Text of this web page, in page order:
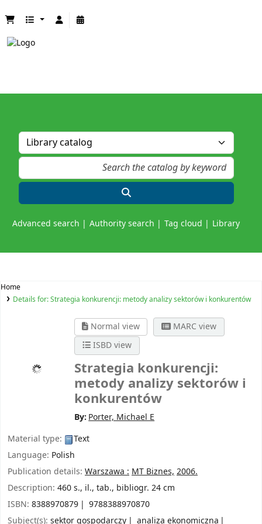
Advanced search Authority search Tag cloud Library
Home
Details for:Strategia konkurencji: metody analizy sektorów i konkurentów
Normal view
MARC view
ISBD view
Strategia konkurencji:
metody analizy sektorów i
konkurentów
By: Porter, Michael E
Material type:
Text
Language: Polish
Publication details: Warszawa :MT Biznes,2006.
Description: 460 s., il., tab., bibliogr. 24 cm
ISBN: 8388970879
9788388970870
Subject(s): sektor gospodarczy analiza ekonomiczna